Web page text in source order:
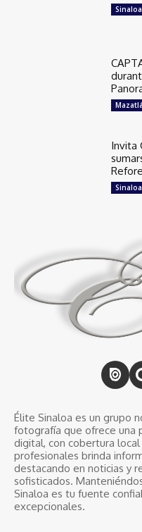
Sinaloa
Invita
Sinaloa
Élite Sinaloa es un grupo
fotografía que ofrece una
digital, con cobertura
profesionales brinda
destacando en noticias y
sofisticados.
Sinaloa es tu fuente
excepcionales.